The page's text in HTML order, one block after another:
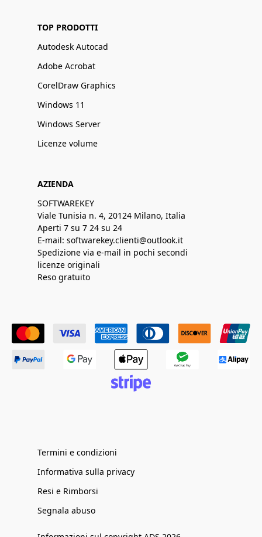
TOP PRODOTTI
Autodesk Autocad
Adobe Acrobat
CorelDraw Graphics
Windows 11
Windows Server
Licenze volume
AZIENDA
SOFTWAREKEY
Viale Tunisia n. 4, 20124 Milano, Italia
Aperti 7 su 7 24 su 24
E-mail: softwarekey.clienti@outlook.it
Spedizione via e-mail in pochi secondi
licenze originali
Reso gratuito
Termini e condizioni
Informativa sulla privacy
Resi e Rimborsi
Segnala abuso